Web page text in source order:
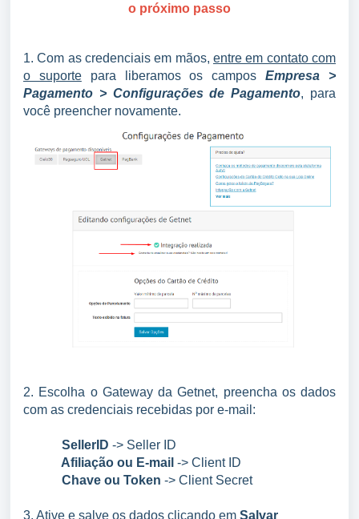
o próximo passo
1. Com as credenciais em mãos, entre em contato com
o suportepara liberamos os camposEmpresa >
Pagamento > Configurações de Pagamento, para
você preencher novamente.
2. Escolha o Gateway da Getnet, preencha os dados
com as credenciais recebidas por e-mail:
SellerID -> Seller ID
Afiliação ou E-mail -> Client ID
Chave ou Token -> Client Secret
3. Ative e salve os dados clicando em Salvar